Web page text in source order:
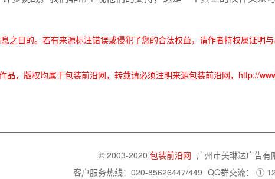
之目的。若有来源标注错误或侵犯了您的合法权益，请作者持权属证明
品，版权均属于包装前沿网，转载请必须注明来源包装前沿网，http://
© 2003-2020 包装前沿网 广州市美琳达广告有
客户服务热线：020-85626447/449 QQ群交流： ①